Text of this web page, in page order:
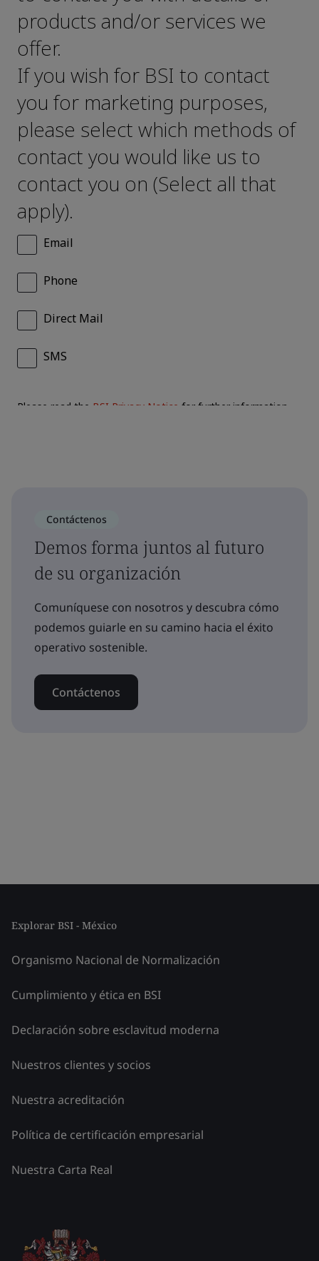
Contáctenos
Demos forma juntos al futuro
de su organización
Comuníquese con nosotros y descubra cómo
podemos guiarle en su camino hacia el éxito
operativo sostenible.
Contáctenos
Explorar BSI - México
Organismo Nacional de Normalización
Cumplimiento y ética en BSI
Declaración sobre esclavitud moderna
Nuestros clientes y socios
Nuestra acreditación
Política de certificación empresarial
Nuestra Carta Real